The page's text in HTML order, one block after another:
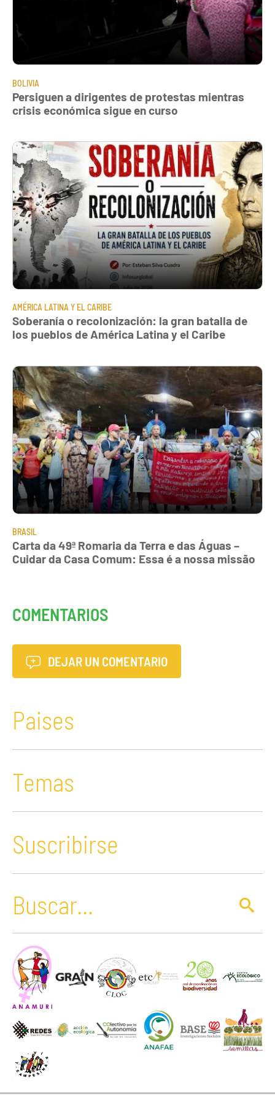
BOLIVIA
Persiguen a dirigentes de protestas mientras
crisis económica sigue en curso
AMÉRICA LATINA Y EL CARIBE
Soberanía o recolonización: la gran batalla de
los pueblos de América Latina y el Caribe
BRASIL
Carta da 49ª Romaria da Terra e das Águas –
Cuidar da Casa Comum: Essa é a nossa missão
COMENTARIOS
DEJAR UN COMENTARIO
Paises
Temas
Suscribirse